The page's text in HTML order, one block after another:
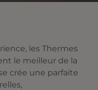
les Thermes
le meilleur de la
crée une parfaite